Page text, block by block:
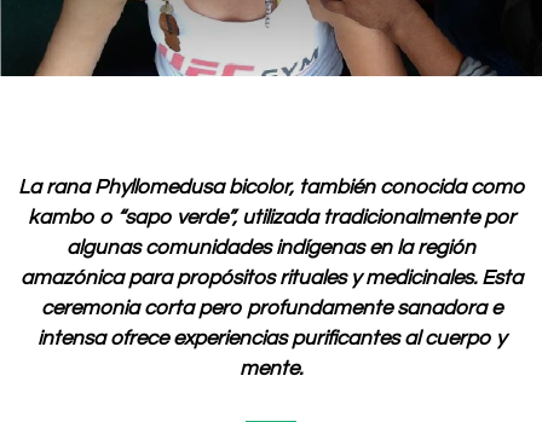
La rana Phyllomedusa bicolor, también conocida como
kambo o “sapo verde”, utilizada tradicionalmente por
algunas comunidades indígenas en la región
amazónica para propósitos rituales y medicinales. Esta
ceremonia corta pero profundamente sanadora e
intensa ofrece experiencias purificantes al cuerpo y
mente.